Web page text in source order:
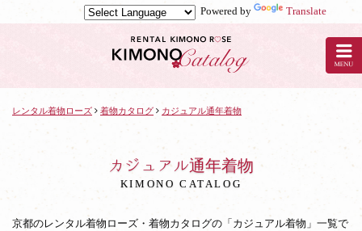
Powered by
Translate
ル
ー
レンタル着物ローズ 着物カタログ カジュアル通年着物
カジュアル通年着物
KIMONO CATALOG
京都のレンタル着物ローズ・着物カタログの「カジュアル着物」一覧で